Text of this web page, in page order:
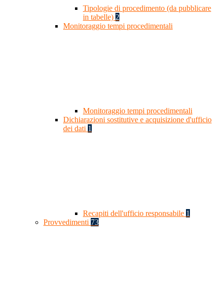
Tipologie di procedimento (da pubblicare
in tabelle) 2
Monitoraggio tempi procedimentali
Monitoraggio tempi procedimentali
Dichiarazioni sostitutive e acquisizione d'ufficio
dei dati 1
Recapiti dell'ufficio responsabile 1
Provvedimenti 73